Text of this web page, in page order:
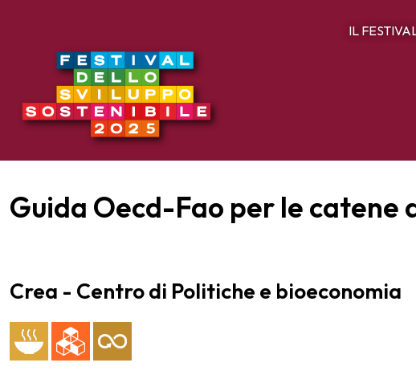
IL
Guida Oecd-Fao per le
Crea - Centro di Politiche e bioeconomia